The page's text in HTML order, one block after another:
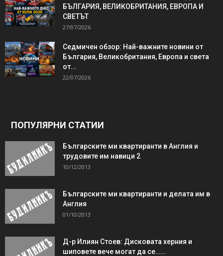
БЪЛГАРИЯ, ВЕЛИКОБРИТАНИЯ, ЕВРОПА И
СВЕТЪТ
27/07/2026
Седмичен обзор: Най-важните новини от
България, Великобритания, Европа и света
от...
22/07/2026
ПОПУЛЯРНИ СТАТИИ
Българските ми квартиранти в Англия и
трудовите им навици 2
10/12/2013
Българските ми квартиранти и делата им в
Англия
01/10/2013
Д-р Илиян Стоев: Дисковата херния и
шиповете вече могат да се…...